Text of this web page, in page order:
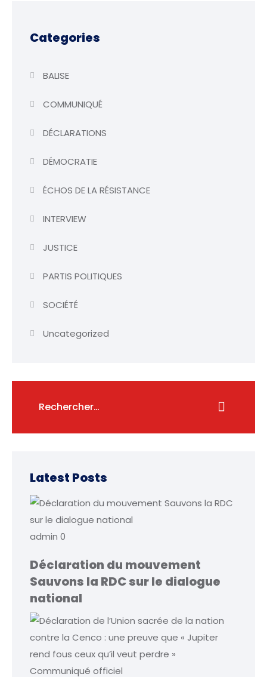
Categories
BALISE
COMMUNIQUÉ
DÉCLARATIONS
DÉMOCRATIE
ÉCHOS DE LA RÉSISTANCE
INTERVIEW
JUSTICE
PARTIS POLITIQUES
SOCIÉTÉ
Uncategorized
Latest Posts
admin 0
Déclaration du mouvement
Sauvons la RDC sur le dialogue
national